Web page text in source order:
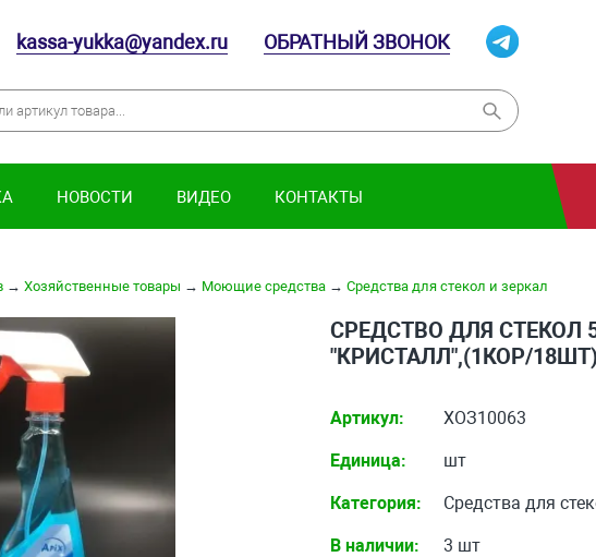
kassa-yukka@yandex.ru ОБРАТНЫЙ ЗВОНОК
НОВОСТИ ВИДЕО КОНТАКТЫ
→ Хозяйственные товары → Моющие средства→ Средства для стекол и зеркал
СРЕДСТВО ДЛЯ СТЕКОЛ
"КРИСТАЛЛ",(1КОР/18ШТ)
Артикул: ХОЗ10063
Единица: шт
Категория: Средства для
В наличии: 3 шт